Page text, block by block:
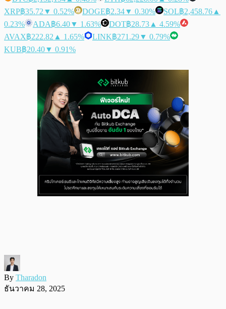
XRP฿35.72 ▼ 0.52% DOGE฿2.34▼ 0.30% SOL฿2,458.76 ▲
0.23%
ADA฿6.40▼ 1.63% DOT฿28.73 ▲ 4.59%
AVAX฿222.82 ▲ 1.65% LINK฿271.29▼ 0.79%
KUB฿20.40▼ 0.91%
By Tharadon
ธันวาคม 28, 2025